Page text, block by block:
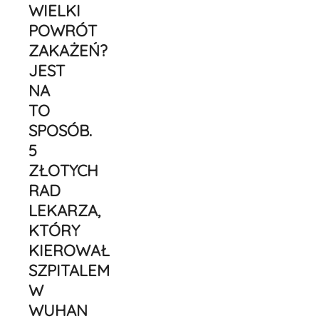
WIELKI
POWRÓT
ZAKAŻEŃ?
JEST
NA
TO
SPOSÓB.
5
ZŁOTYCH
RAD
LEKARZA,
KTÓRY
KIEROWAŁ
SZPITALEM
W
WUHAN